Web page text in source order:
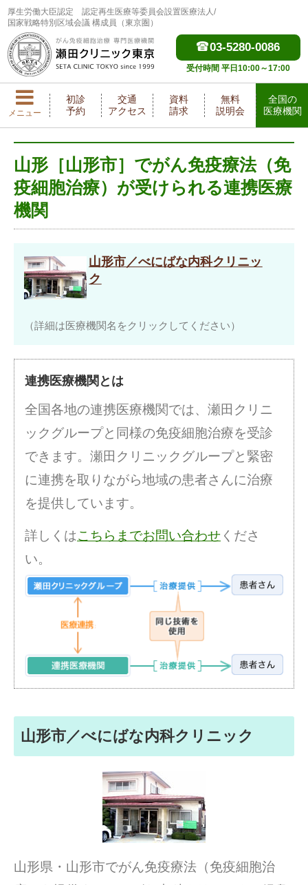
厚生労働大臣認定
認定再生医療等委員会設置医療法人/
国家戦略特別区域会議 構成員（東京圏）
03-5280-0086
受付時間 平日10:00～17:00
メニュー
初診
予約
交通
アクセス
資料
請求
無料
説明会
全国の
医療機関
山形［山形市］でがん免疫療法（免
疫細胞治療）が受けられる連携医療
機関
山形市／べにばな内科クリニッ
ク
（詳細は医療機関名をクリックしてください）
連携医療機関とは
全国各地の連携医療機関では、瀬田クリニ
ックグループと同様の免疫細胞治療を受診
できます。瀬田クリニックグループと緊密
に連携を取りながら地域の患者さんに治療
を提供しています。
詳しくはこちらまでお問い合わせ くださ
い。
山形市／べにばな内科クリニック
山形県・山形市でがん免疫療法（免疫細胞治